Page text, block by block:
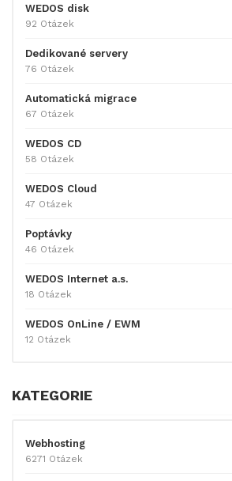
WEDOS disk
92 Otázek
Dedikované servery
76 Otázek
Automatická migrace
67 Otázek
WEDOS CD
58 Otázek
WEDOS Cloud
47 Otázek
Poptávky
46 Otázek
WEDOS Internet a.s.
18 Otázek
WEDOS OnLine / EWM
12 Otázek
KATEGORIE
Webhosting
6271 Otázek